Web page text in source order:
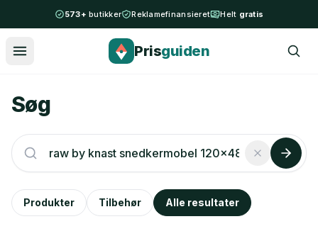
Spring til indhold
573+butikker Reklamefinansieret Helt gratis
Prisguiden
Søg
Produkter Tilbehør Alle resultater